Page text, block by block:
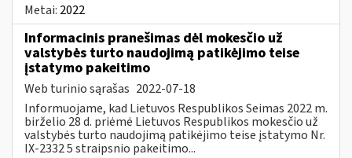
Metai: 2022
Informacinis pranešimas dėl mokesčio už
valstybės turto naudojimą patikėjimo teise
įstatymo pakeitimo
Web turinio sąrašas 2022-07-18
Informuojame, kad Lietuvos Respublikos Seimas 2022 m.
birželio 28 d. priėmė Lietuvos Respublikos mokesčio už
valstybės turto naudojimą patikėjimo teise įstatymo Nr.
IX-2332 5 straipsnio pakeitimo...